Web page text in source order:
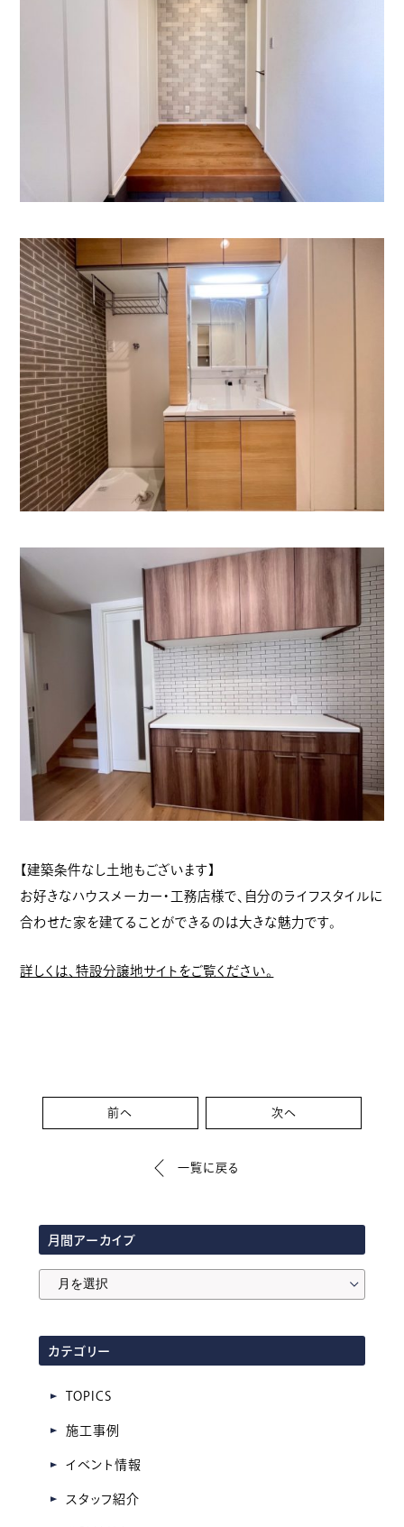
【建築条件なし土地もございます】
お好きなハウスメーカー・工務店様で、自分のライフスタイルに
合わせた家を建てることができるのは大きな魅力です。
詳しくは、特設分譲地サイトをご覧ください。
前へ 次へ
一覧に戻る
月間アーカイブ
ア
ー
カ
イ
カテゴリー
TOPICS
施工事例
イベント情報
スタッフ紹介